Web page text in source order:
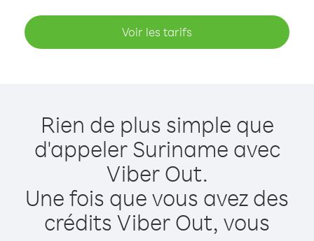
Voir les tarifs
Rien de plus simple que
d'appeler Suriname avec
Viber Out.
Une fois que vous avez des
crédits Viber Out, vous